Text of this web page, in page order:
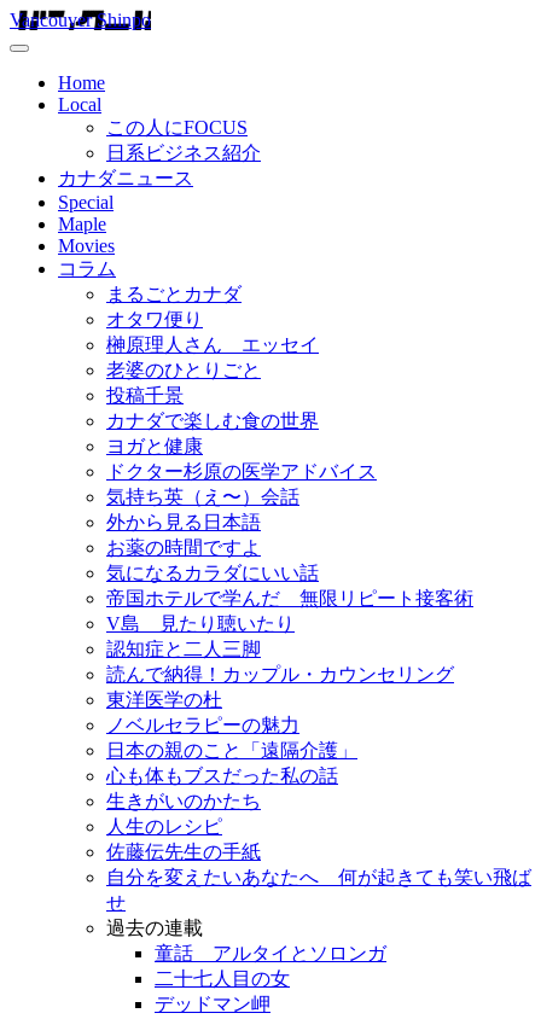
Vancouver Shinpo
Home
Local
この人にFOCUS
日系ビジネス紹介
カナダニュース
Special
Maple
Movies
コラム
まるごとカナダ
オタワ便り
榊原理人さん エッセイ
老婆のひとりごと
投稿千景
カナダで楽しむ食の世界
ヨガと健康
ドクター杉原の医学アドバイス
気持ち英（え〜）会話
外から見る日本語
お薬の時間ですよ
気になるカラダにいい話
帝国ホテルで学んだ 無限リピート接客術
V島 見たり聴いたり
認知症と二人三脚
読んで納得！カップル・カウンセリング
東洋医学の杜
ノベルセラピーの魅力
日本の親のこと「遠隔介護」
心も体もブスだった私の話
生きがいのかたち
人生のレシピ
佐藤伝先生の手紙
自分を変えたいあなたへ 何が起きても笑い飛ば
せ
過去の連載
童話 アルタイとソロンガ
二十七人目の女
デッドマン岬